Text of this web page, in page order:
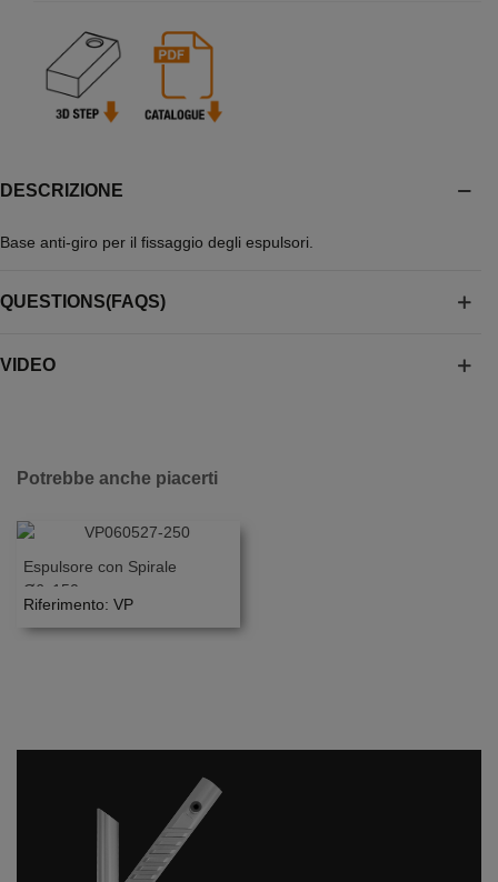
DESCRIZIONE
Base anti-giro per il fissaggio degli espulsori.
QUESTIONS(FAQS)
VIDEO
Potrebbe anche piacerti
Espulsore con Spirale
Ø6x150
Riferimento: VP